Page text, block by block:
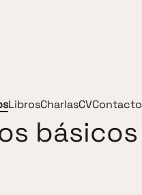
LibrosCharlasCVContacto
básicos